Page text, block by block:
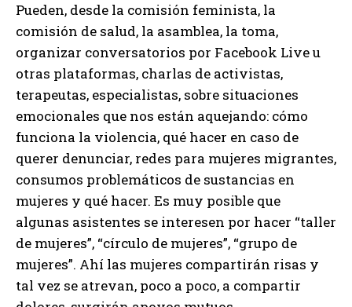
Pueden, desde la comisión feminista, la
comisión de salud, la asamblea, la toma,
organizar conversatorios por Facebook Live u
otras plataformas, charlas de activistas,
terapeutas, especialistas, sobre situaciones
emocionales que nos están aquejando: cómo
funciona la violencia, qué hacer en caso de
querer denunciar, redes para mujeres migrantes,
consumos problemáticos de sustancias en
mujeres y qué hacer. Es muy posible que
algunas asistentes se interesen por hacer “taller
de mujeres”, “círculo de mujeres”, “grupo de
mujeres”. Ahí las mujeres compartirán risas y
tal vez se atrevan, poco a poco, a compartir